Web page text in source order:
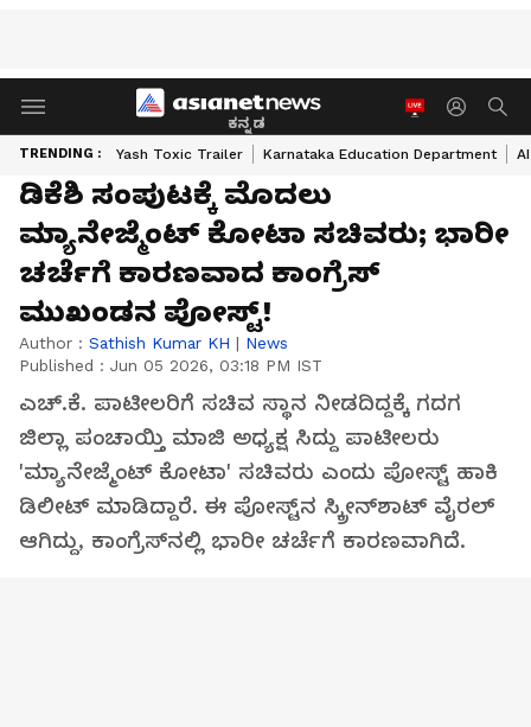
ಕನ್ನಡ
TRENDING : Yash Toxic Trailer Karnataka Education Department
ಡಿಕೆಶಿ ಸಂಪುಟಕ್ಕೆ ಮೊದಲು
ಮ್ಯಾನೇಜ್ಮೆಂಟ್ ಕೋಟಾ ಸಚಿವರು; ಭಾರೀ
ಚರ್ಚೆಗೆ ಕಾರಣವಾದ ಕಾಂಗ್ರೆಸ್
ಮುಖಂಡನ ಪೋಸ್ಟ್!
Author : Sathish Kumar KH | News
Published : Jun 05 2026, 03:18 PM IST
ಎಚ್.ಕೆ. ಪಾಟೀಲರಿಗೆ ಸಚಿವ ಸ್ಥಾನ ನೀಡದಿದ್ದಕ್ಕೆ ಗದಗ
ಜಿಲ್ಲಾ ಪಂಚಾಯ್ತಿ ಮಾಜಿ ಅಧ್ಯಕ್ಷ ಸಿದ್ದು ಪಾಟೀಲರು
'ಮ್ಯಾನೇಜ್ಮೆಂಟ್ ಕೋಟಾ' ಸಚಿವರು ಎಂದು ಪೋಸ್ಟ್ ಹಾಕಿ
ಡಿಲೀಟ್ ಮಾಡಿದ್ದಾರೆ. ಈ ಪೋಸ್ಟ್‌ನ ಸ್ಕ್ರೀನ್‌ಶಾಟ್ ವೈರಲ್
ಆಗಿದ್ದು, ಕಾಂಗ್ರೆಸ್‌ನಲ್ಲಿ ಭಾರೀ ಚರ್ಚೆಗೆ ಕಾರಣವಾಗಿದೆ.